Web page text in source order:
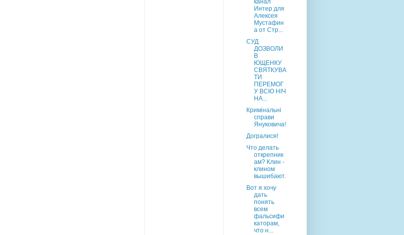
канал
Интер для
Алексея
Мустафин
а от Стр...
CУД
ДОЗВОЛИ
В
ЮЩЕНКУ
СВЯТКУВА
ТИ
ПЕРЕМОГ
У ВСЮ НІЧ
НА...
Кримінальні
справи
Януковича!
Догралися!
Что делать
открепник
ам? Клин -
клином
вышибают.
Вот я хочу
дать
понять
всем
фальсифи
каторам,
что н...